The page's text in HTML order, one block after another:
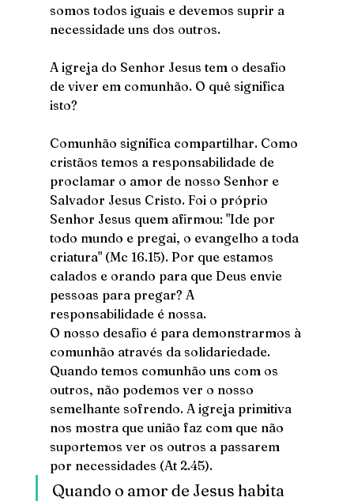
somos todos iguais e devemos suprir a
necessidade uns dos outros.
A igreja do Senhor Jesus tem o desafio
de viver em comunhão. O quê significa
isto?
Comunhão significa compartilhar. Como
cristãos temos a responsabilidade de
proclamar o amor de nosso Senhor e
Salvador Jesus Cristo. Foi o próprio
Senhor Jesus quem afirmou: "Ide por
todo mundo e pregai, o evangelho a toda
criatura" (Mc 16.15). Por que estamos
calados e orando para que Deus envie
pessoas para pregar? A
responsabilidade é nossa.
O nosso desafio é para demonstrarmos à
comunhão através da solidariedade.
Quando temos comunhão uns com os
outros, não podemos ver o nosso
semelhante sofrendo. A igreja primitiva
nos mostra que união faz com que não
suportemos ver os outros a passarem
por necessidades (At 2.45).
Quando o amor de Jesus habita